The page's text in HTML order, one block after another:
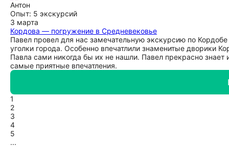
Антон
Опыт: 5 экскурсий
3 марта
Кордова — погружение в Средневековье
Павел провел для нас замечательную экскурсию по
уголки города. Особенно впечатлили знаменитые дворики
Павла сами никогда бы их не нашли. Павел прекрасно знает
самые приятные впечатления.
1
2
3
4
5
...